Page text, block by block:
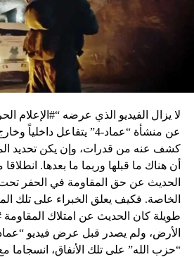
لا يزال الفيديو الذي عرضه “#الإعلام
عن منشأة “عماد-4” يتفاعل
أن هناك ما قبلها وربما ما بعدها. انطلاقا
الحديث عن حق المقاومة في الحفر تحت
الخاصة. فكيف يعلق الخبراء على تلك
طويلة كان الحديث عن امتلاك
“حزب الله” على تلك الأنفاق،